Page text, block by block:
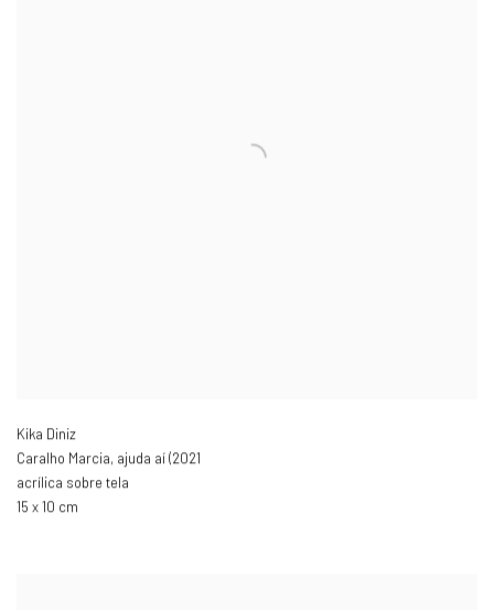
Kika Diniz
Caralho Marcia, ajuda aí (2021
acrílica sobre tela
15 x 10 cm